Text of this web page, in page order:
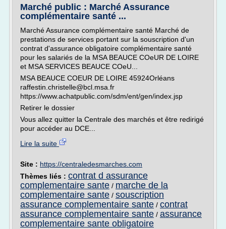
Marché public : Marché Assurance
complémentaire santé ...
Marché Assurance complémentaire santé Marché de
prestations de services portant sur la souscription d'un
contrat d'assurance obligatoire complémentaire santé
pour les salariés de la MSA BEAUCE COeUR DE LOIRE
et MSA SERVICES BEAUCE COeU...
MSA BEAUCE COEUR DE LOIRE 45924Orléans
raffestin.christelle@bcl.msa.fr
https://www.achatpublic.com/sdm/ent/gen/index.jsp
Retirer le dossier
Vous allez quitter la Centrale des marchés et être redirigé
pour accéder au DCE...
Lire la suite
Site : https://centraledesmarches.com
Thèmes liés : contrat d assurance
complementaire sante / marche de la
complementaire sante / souscription
assurance complementaire sante / contrat
assurance complementaire sante / assurance
complementaire sante obligatoire